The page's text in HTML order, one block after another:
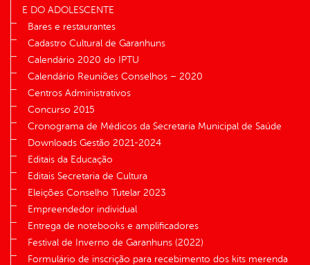
E DO ADOLESCENTE
Bares e restaurantes
Cadastro Cultural de Garanhuns
Calendário 2020 do IPTU
Calendário Reuniões Conselhos – 2020
Centros Administrativos
Concurso 2015
Cronograma de Médicos da Secretaria Municipal de Saúde
Downloads Gestão 2021-2024
Editais da Educação
Editais Secretaria de Cultura
Eleições Conselho Tutelar 2023
Empreendedor individual
Entrega de notebooks e amplificadores
Festival de Inverno de Garanhuns (2022)
Formulário de inscrição para recebimento dos kits merenda